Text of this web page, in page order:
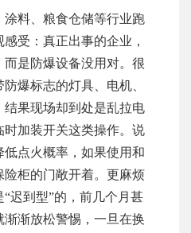
涂料、粮食仓储等行业跑
受：真正出事的企业，
是防爆设备没用对。很
爆标志的灯具、电机、
结果现场却到处是乱拉电
加装开关这类操作。说
点火概率，如果使用和
柜的门敞开着。更麻烦
迟到型”的，前几个月甚
渐放松警惕，一旦在换